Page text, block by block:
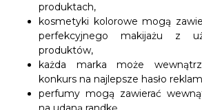
produktach,
kosmetyki kolorowe mogą
perfekcyjnego makijażu z
produktów,
każda marka może
konkurs na najlepsze hasło
perfumy mogą zawierać